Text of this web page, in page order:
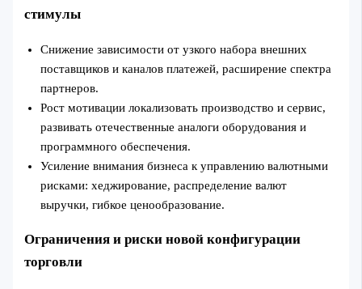
стимулы
Снижение зависимости от узкого набора внешних
поставщиков и каналов платежей, расширение спектра
партнеров.
Рост мотивации локализовать производство и сервис,
развивать отечественные аналоги оборудования и
программного обеспечения.
Усиление внимания бизнеса к управлению валютными
рисками: хеджирование, распределение валют
выручки, гибкое ценообразование.
Ограничения и риски новой конфигурации
торговли